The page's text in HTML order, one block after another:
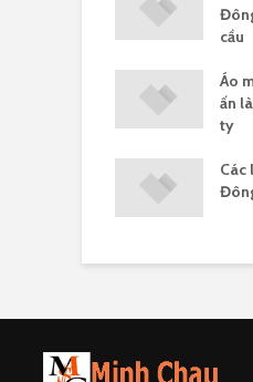
cầu
Áo
ấn
ty
Các